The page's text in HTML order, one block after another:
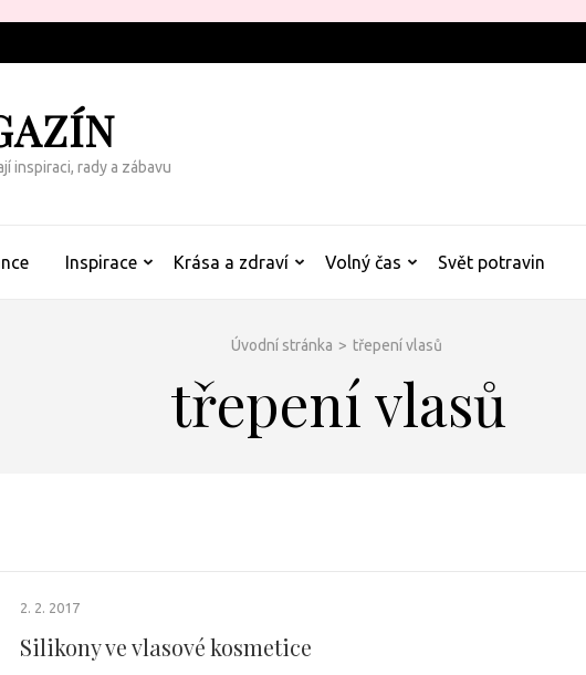
inspiraci, rady a zábavu
Inspirace Krása a zdraví Volný čas Svět potravin
Úvodní stránka > třepení vlasů
třepení vlasů
2. 2. 2017
Silikony ve vlasové kosmetice